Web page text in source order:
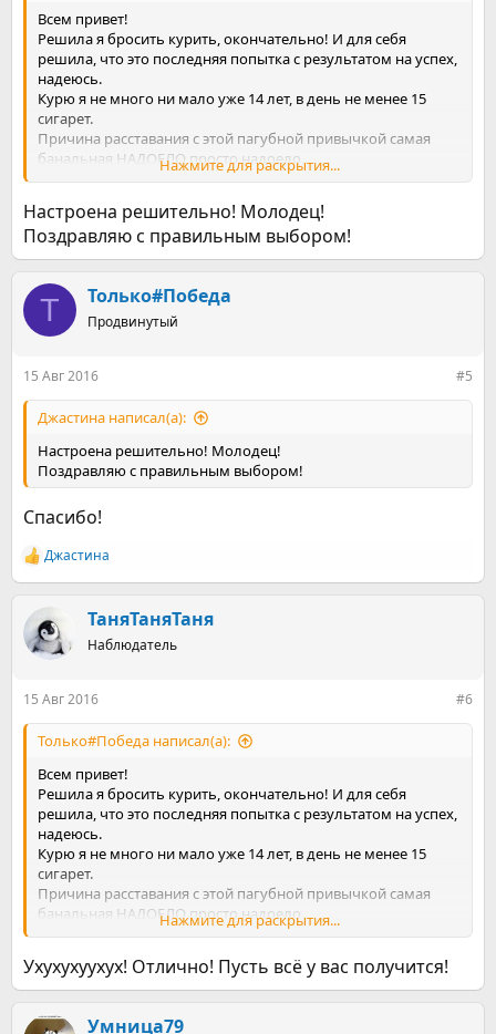
Всем привет!
Решила я бросить курить, окончательно! И для себя
решила, что это последняя попытка с результатом на успех,
надеюсь.
Курю я не много ни мало уже 14 лет, в день не менее 15
сигарет.
Причина расставания с этой пагубной привычкой самая
банальная НАДОЕЛО просто надоело.
У меня, как и у многих, наверное, было несколько попыток
начинала всё заново(
Бросала я и с табексом и просто не курила, но всё тщетно.
Теперь твёрдо решила, хватит тратить своё время и деньги
понимаю, что это просто психологическая зависимость, а
чего-то мне для "старта"не хватает.....
В общем сегодня курю последний день и всё!
Нажмите для раскрытия...
Настроена решительно! Молодец!
Поздравляю с правильным выбором!
Т Только#Победа
Продвинутый
15 Авг 2016 #5
Джастина написал(а):
Настроена решительно! Молодец!
Поздравляю с правильным выбором!
Спасибо!
Р
е
к
ц
и
Джастина
ТаняТаняТаня
Наблюдатель
15 Авг 2016 #6
Только#Победа написал(а):
Всем привет!
Решила я бросить курить, окончательно! И для себя
решила, что это последняя попытка с результатом на успех,
надеюсь.
Курю я не много ни мало уже 14 лет, в день не менее 15
сигарет.
Причина расставания с этой пагубной привычкой самая
банальная НАДОЕЛО просто надоело.
У меня, как и у многих, наверное, было несколько попыток
начинала всё заново(
Бросала я и с табексом и просто не курила, но всё тщетно.
Теперь твёрдо решила, хватит тратить своё время и деньги
Нажмите для раскрытия...
Ухухухуухух! Отлично! Пусть всё у вас получится!
Умница79